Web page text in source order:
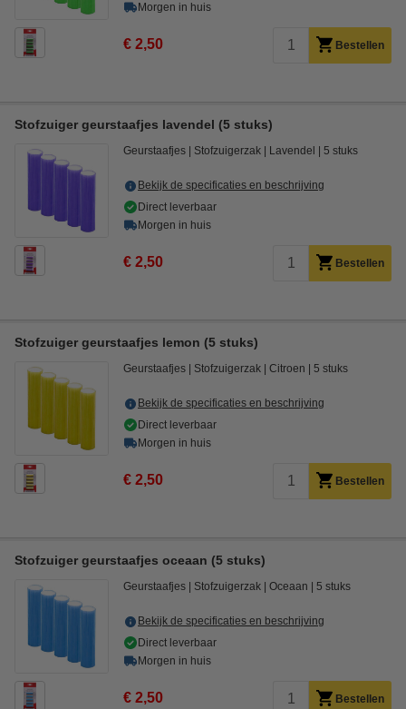
Morgen in huis
€ 2,50 Bestellen
Stofzuiger geurstaafjes lavendel (5 stuks)
Geurstaafjes Stofzuigerzak Lavendel 5 stuks
Bekijk de specificaties en beschrijving
Direct leverbaar
Morgen in huis
€ 2,50 Bestellen
Stofzuiger geurstaafjes lemon (5 stuks)
Geurstaafjes Stofzuigerzak Citroen 5 stuks
Bekijk de specificaties en beschrijving
Direct leverbaar
Morgen in huis
€ 2,50 Bestellen
Stofzuiger geurstaafjes oceaan (5 stuks)
Geurstaafjes Stofzuigerzak Oceaan 5 stuks
Bekijk de specificaties en beschrijving
Direct leverbaar
Morgen in huis
€ 2,50 Bestellen